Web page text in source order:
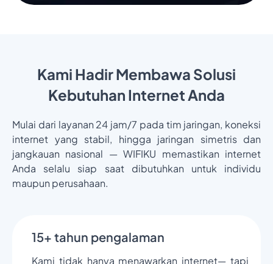
Kami Hadir Membawa Solusi
Kebutuhan Internet Anda
Mulai dari layanan 24 jam/7 pada tim jaringan, koneksi
internet yang stabil, hingga jaringan simetris dan
jangkauan nasional — WIFIKU memastikan internet
Anda selalu siap saat dibutuhkan untuk individu
maupun perusahaan.
15+ tahun pengalaman
Kami tidak hanya menawarkan internet— tapi